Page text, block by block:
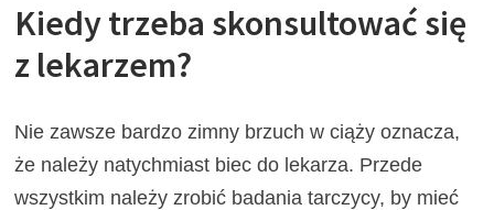
Kiedy trzeba skonsultować się
z lekarzem?
Nie zawsze bardzo zimny brzuch w ciąży oznacza,
że należy natychmiast biec do lekarza. Przede
wszystkim należy zrobić badania tarczycy, by mieć